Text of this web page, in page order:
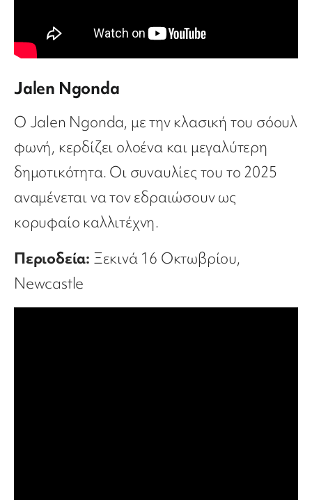
Jalen Ngonda
Ο Jalen Ngonda, με την κλασική του σόουλ
φωνή, κερδίζει ολοένα και μεγαλύτερη
δημοτικότητα. Οι συναυλίες του το 2025
αναμένεται να τον εδραιώσουν ως
κορυφαίο καλλιτέχνη.
Περιοδεία: Ξεκινά 16 Οκτωβρίου,
Newcastle